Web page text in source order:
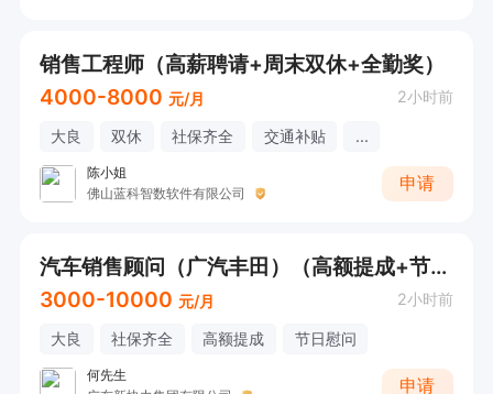
销售工程师（高薪聘请+周末双休+全勤奖）
4000-8000 元/月 2小时前
大良 双休 社保齐全 交通补贴 ...
陈小姐
佛山蓝科智数软件有限公司
申请
汽车销售顾问（广汽丰田）（高额提成+节日慰问），可接受应届
3000-10000 元/月 2小时前
大良 社保齐全 高额提成 节日慰问
何先生
申请